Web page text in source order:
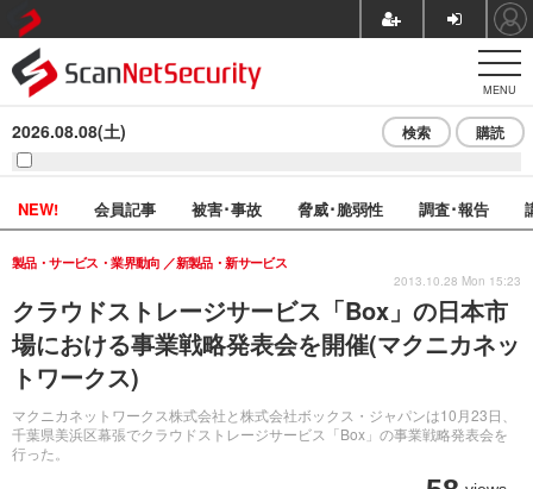
MENU
2026.08.08(土) 検索 購読
NEW! 会員記事 被害･事故 脅威･脆弱性 調査･報告
クラウドストレージサービス「Box」の日本市
場における事業戦略発表会を開催(マクニカネッ
トワークス)
マクニカネットワークス株式会社と株式会社ボックス・ジャパンは10月23日、
千葉県美浜区幕張でクラウドストレージサービス「Box」の事業戦略発表会を
行った。
製品・サービス・業界動向 新製品・新サービス
2013.10.28 Mon 15:23